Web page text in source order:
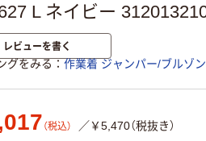
L ネイビー
レビューを書く
グをみる 作業着 ジャンパー/ブルゾン
（税込） ／￥5,470（税抜き）